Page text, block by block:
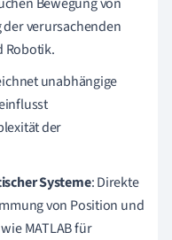
verursachenden
Robotik.
unabhängige
der
Systeme: Direkte
von Position und
MATLAB für